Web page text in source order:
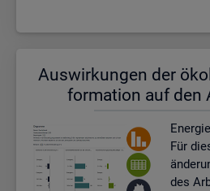
Aus­wir­kun­gen der
for­ma­ti­on auf den
Für
des